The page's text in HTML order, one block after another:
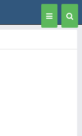
Toggle
navigation